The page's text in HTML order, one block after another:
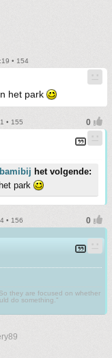
• 154
het park
• 155
bamibij het volgende:
park
• 156
they are focused on whether
do something."